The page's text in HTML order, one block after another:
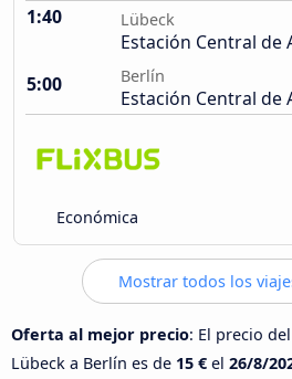
1:40 Lübeck
Estación Central de
5:00
Berlín
Estación Central de
Económica
Mostrar todos los
Oferta al mejor precio: El precio
Lübeck a Berlín es de 15 € el 26/8/